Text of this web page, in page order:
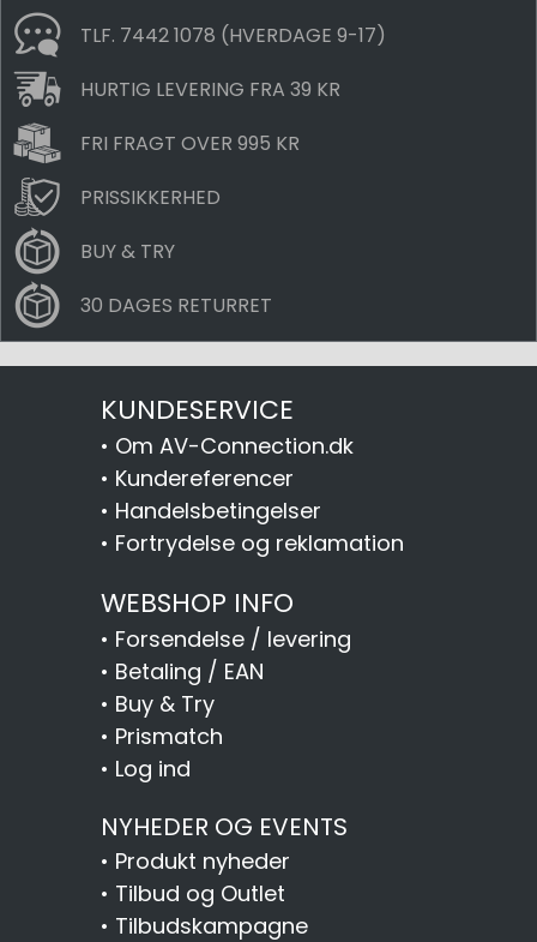
TLF. 7442 1078 (HVERDAGE 9-17)
HURTIG LEVERING FRA 39 KR
FRI FRAGT OVER 995 KR
PRISSIKKERHED
BUY & TRY
30 DAGES RETURRET
KUNDESERVICE
• Om AV-Connection.dk
• Kundereferencer
• Handelsbetingelser
• Fortrydelse og reklamation
WEBSHOP INFO
• Forsendelse / levering
• Betaling / EAN
• Buy & Try
• Prismatch
• Log ind
NYHEDER OG EVENTS
• Produkt nyheder
• Tilbud og Outlet
• Tilbudskampagne